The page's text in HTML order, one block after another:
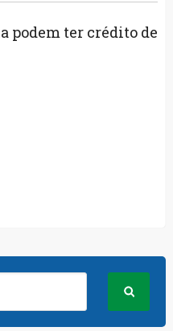
podem ter crédito de